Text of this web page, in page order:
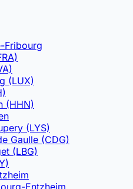
Fribourg
(LUX)
(HHN)
(LYS)
Gaulle (CDG)
(LBG)